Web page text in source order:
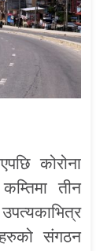
कोरोना
तीन
संगठन